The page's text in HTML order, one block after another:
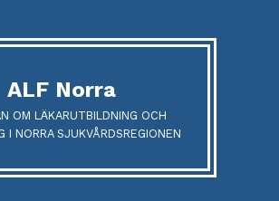
ALF Norra
OM LÄKARUTBILDNING OCH
I NORRA SJUKVÅRDSREGIONEN